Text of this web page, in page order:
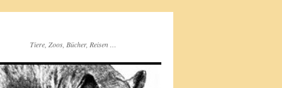
Tiere, Zoos, Bücher, Reisen …